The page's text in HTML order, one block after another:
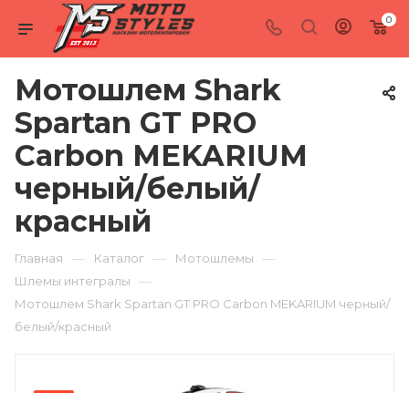
0
Мотошлем Shark
Spartan GT PRO
Carbon MEKARIUM
черный/белый/
красный
Главная — Каталог — Мотошлемы —
Шлемы интегралы —
Мотошлем Shark Spartan GT PRO Carbon MEKARIUM черный/
белый/красный